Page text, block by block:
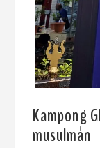
Kampong
musulmán